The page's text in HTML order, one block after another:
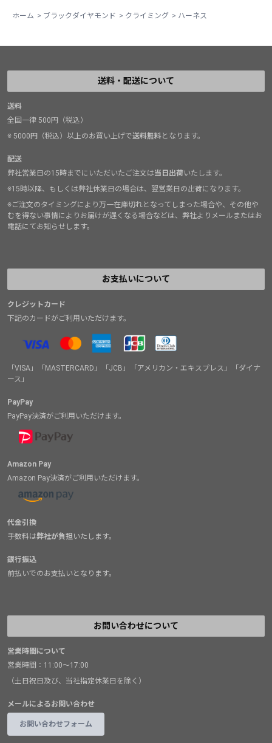
ホーム > ブラックダイヤモンド > クライミング > ハーネス
送料・配送について
送料
全国一律 500円（税込）
※ 5000円（税込）以上のお買い上げで送料無料となります。
配送
弊社営業日の15時までにいただいたご注文は当日出荷いたします。
※15時以降、もしくは弊社休業日の場合は、翌営業日の出荷になります。
※ご注文のタイミングにより万一在庫切れとなってしまった場合や、その他や
むを得ない事情によりお届けが遅くなる場合などは、弊社よりメールまたはお
電話にてお知らせします。
お支払いについて
クレジットカード
下記のカードがご利用いただけます。
「VISA」「MASTERCARD」「JCB」「アメリカン・エキスプレス」「ダイナ
ース」
PayPay
PayPay決済がご利用いただけます。
Amazon Pay
Amazon Pay決済がご利用いただけます。
代金引換
手数料は弊社が負担いたします。
銀行振込
前払いでのお支払いとなります。
お問い合わせについて
営業時間について
営業時間：11:00～17:00
（土日祝日及び、当社指定休業日を除く）
メールによるお問い合わせ
お問い合わせフォーム